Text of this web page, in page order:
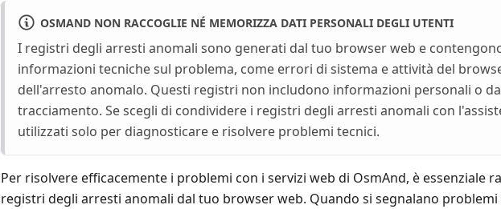
OSMAND NON RACCOGLIE NÉ MEMORIZZA DATI PERSONALI DEGLI UTENTI
I registri degli arresti anomali sono generati dal tuo browser web e
informazioni tecniche sul problema, come errori di sistema e attività del
dell'arresto anomalo. Questi registri non includono informazioni personali o
tracciamento. Se scegli di condividere i registri degli arresti anomali con
utilizzati solo per diagnosticare e risolvere problemi tecnici.
Per risolvere efficacemente i problemi con i servizi web di OsmAnd, è essenziale
registri degli arresti anomali dal tuo browser web. Quando si segnalano problemi